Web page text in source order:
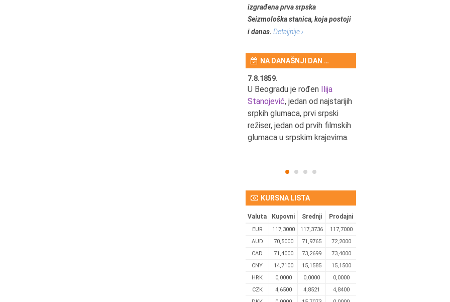
izgrađena prva srpska
Seizmološka stanica, koja postoji
i danas. Detaljnije ›
NA DANAŠNJI DAN …
7.8.1859.
U Beogradu je rođen Ilija
Stanojević, jedan od najstarijih
srpkih glumaca, prvi srpski
režiser, jedan od prvih filmskih
glumaca u srpskim krajevima.
KURSNA LISTA
Valuta Kupovni Srednji Prodajni
EUR 117,3000 117,3736
117,7000
AUD
70,5000 71,9765
72,2000
CAD
71,4000 73,2699
73,4000
CNY
14,7100 15,1585
15,1500
HRK
0,0000 0,0000
0,0000
CZK
4,6500 4,8521
4,8400